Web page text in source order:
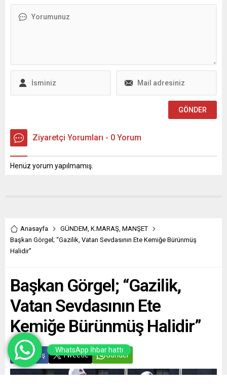
TOKİ Konutları bağlantı
Mahallesi’nde de yol
görülen oyununu yeniden
hazırlanıyor. Sahne Maraş
Tiyatro Okulu’nun usta
eğitmenleri ve...
Ziyaretçi Yorumları - 0 Yorum
Henüz yorum yapılmamış.
Anasayfa GÜNDEM, K.MARAŞ, MANŞET
Başkan Görgel; “Gazilik, Vatan Sevdasının Ete Kemiğe Bürünmüş
Halidir”
Başkan Görgel; “Gazilik,
Vatan Sevdasının Ete
Kemiğe Bürünmüş Halidir”
Paylaş Tweetle Gönder
WhatsApp İhbar hattı